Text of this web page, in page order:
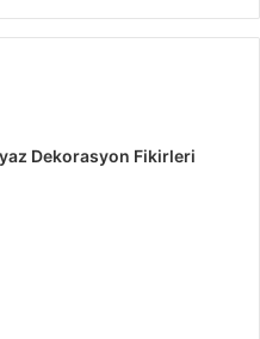
Dekorasyon Fikirleri